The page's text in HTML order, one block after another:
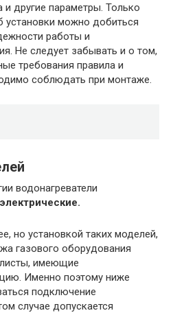
и другие параметры. Только
установки можно добиться
работы и
Не следует забывать и о том,
требования правила и
соблюдать при монтаже.
водонагреватели
но установкой таких моделей,
газового оборудования
имеющие
Именно поэтому ниже
подключение
случае допускается